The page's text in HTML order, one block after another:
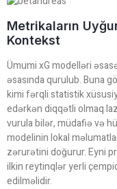
Metrikaların
Kontekst
Ümumi xG modelləri
əsasında qurulub. Buna
kimi fərqli statistik
edərkən diqqətli olmaq
vurula bilər, müdafiə və
modelinin lokal
zərurətini doğurur. Eyni
ilkin reytinqlər yerli
edilməlidir.